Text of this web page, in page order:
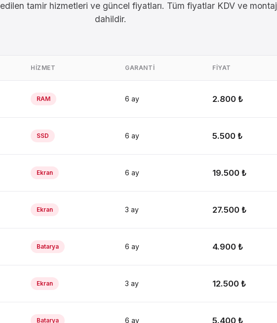
tamir hizmetleri ve güncel fiyatları. Tüm fiyatlar KDV ve montaj
dahildir.
HIZMET GARANTI FIYAT
RAM 6 ay 2.800 ₺
SSD 6 ay 5.500 ₺
Ekran 6 ay 19.500 ₺
Ekran 3 ay 27.500 ₺
Batarya 6 ay 4.900 ₺
Ekran 3 ay 12.500 ₺
Batarya 6 ay 5.400 ₺